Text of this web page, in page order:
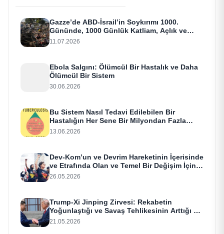
Gazze’de ABD-İsrail’in Soykırımı 1000.
Gününde, 1000 Günlük Katliam, Açlık ve
Terör
11.07.2026
Ebola Salgını: Ölümcül Bir Hastalık ve Daha
Ölümcül Bir Sistem
30.06.2026
Bu Sistem Nasıl Tedavi Edilebilen Bir
Hastalığın Her Sene Bir Milyondan Fazla
İnsanı Öldürmesine İzin Veriyor
13.06.2026
Dev-Kom’un ve Devrim Hareketinin İçerisinde
ve Etrafında Olan ve Temel Bir Değişim İçin
Aç Olan Herkes İçin
26.05.2026
Trump-Xi Jinping Zirvesi: Rekabetin
Yoğunlaştığı ve Savaş Tehlikesinin Arttığı Bir
Dönemde Yüksek Riskli Diplomasi
21.05.2026